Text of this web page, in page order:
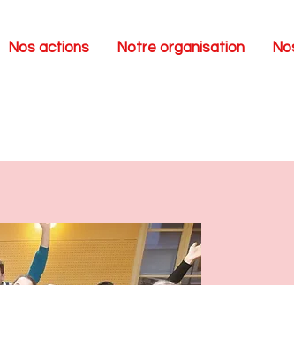
Nos actions Notre organisation